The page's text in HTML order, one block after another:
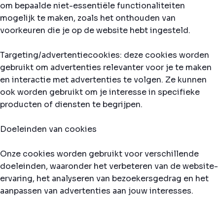
om bepaalde niet-essentiële functionaliteiten
mogelijk te maken, zoals het onthouden van
voorkeuren die je op de website hebt ingesteld.
Targeting/advertentiecookies: deze cookies worden
gebruikt om advertenties relevanter voor je te maken
en interactie met advertenties te volgen. Ze kunnen
ook worden gebruikt om je interesse in specifieke
producten of diensten te begrijpen.
Doeleinden van cookies
Onze cookies worden gebruikt voor verschillende
doeleinden, waaronder het verbeteren van de website-
ervaring, het analyseren van bezoekersgedrag en het
aanpassen van advertenties aan jouw interesses.